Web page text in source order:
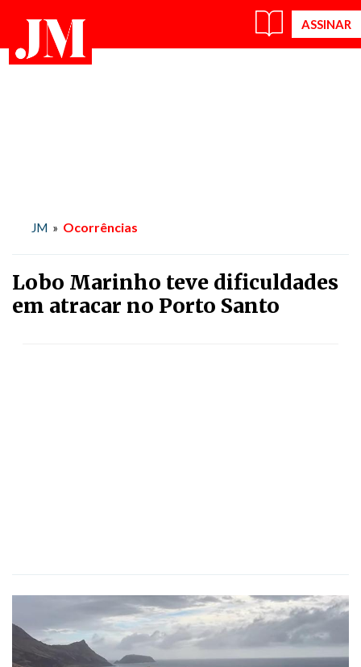
JM » Ocorrências
Lobo Marinho teve dificuldades
em atracar no Porto Santo